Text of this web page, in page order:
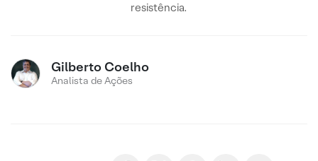
resistência.
Gilberto Coelho
Analista de Ações